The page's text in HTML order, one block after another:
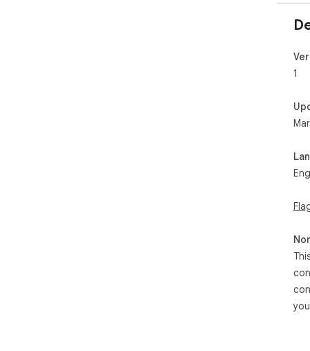
1